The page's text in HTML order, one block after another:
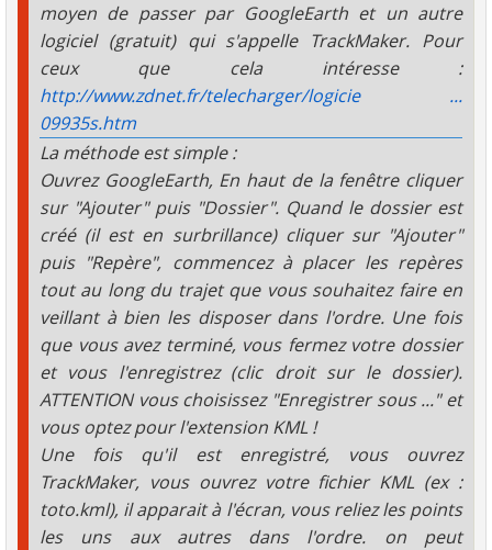
moyen de passer par GoogleEarth et un autre
logiciel (gratuit) qui s'appelle TrackMaker. Pour
ceux que cela intéresse :
http://www.zdnet.fr/telecharger/logicie ...
09935s.htm
La méthode est simple :
Ouvrez GoogleEarth, En haut de la fenêtre cliquer
sur "Ajouter" puis "Dossier". Quand le dossier est
créé (il est en surbrillance) cliquer sur "Ajouter"
puis "Repère", commencez à placer les repères
tout au long du trajet que vous souhaitez faire en
veillant à bien les disposer dans l'ordre. Une fois
que vous avez terminé, vous fermez votre dossier
et vous l'enregistrez (clic droit sur le dossier).
ATTENTION vous choisissez "Enregistrer sous ..." et
vous optez pour l'extension KML !
Une fois qu'il est enregistré, vous ouvrez
TrackMaker, vous ouvrez votre fichier KML (ex :
toto.kml), il apparait à l'écran, vous reliez les points
les uns aux autres dans l'ordre. on peut